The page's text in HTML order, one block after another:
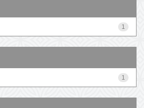
1
1